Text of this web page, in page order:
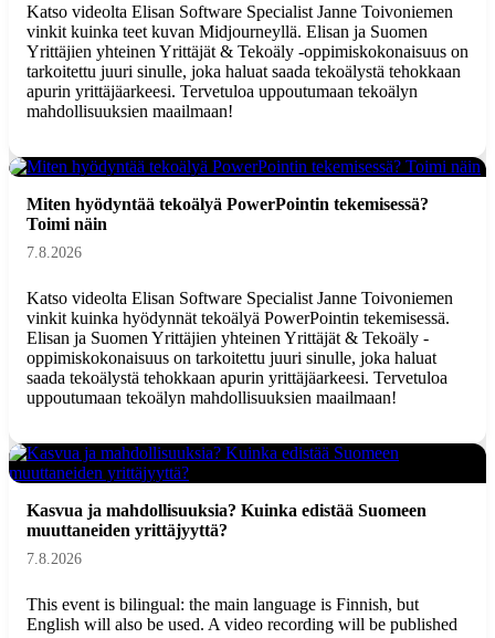
Katso videolta Elisan Software Specialist Janne Toivoniemen
vinkit kuinka teet kuvan Midjourneyllä. Elisan ja Suomen
Yrittäjien yhteinen Yrittäjät & Tekoäly -oppimiskokonaisuus on
tarkoitettu juuri sinulle, joka haluat saada tekoälystä tehokkaan
apurin yrittäjäarkeesi. Tervetuloa uppoutumaan tekoälyn
mahdollisuuksien maailmaan!
Miten hyödyntää tekoälyä PowerPointin tekemisessä?
Toimi näin
7.8.2026
Katso videolta Elisan Software Specialist Janne Toivoniemen
vinkit kuinka hyödynnät tekoälyä PowerPointin tekemisessä.
Elisan ja Suomen Yrittäjien yhteinen Yrittäjät & Tekoäly -
oppimiskokonaisuus on tarkoitettu juuri sinulle, joka haluat
saada tekoälystä tehokkaan apurin yrittäjäarkeesi. Tervetuloa
uppoutumaan tekoälyn mahdollisuuksien maailmaan!
Kasvua ja mahdollisuuksia? Kuinka edistää Suomeen
muuttaneiden yrittäjyyttä?
7.8.2026
This event is bilingual: the main language is Finnish, but
English will also be used. A video recording will be published